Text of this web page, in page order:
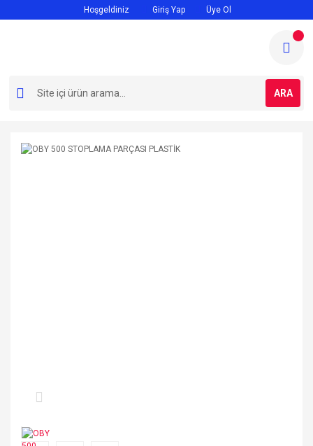
Hoşgeldiniz Giriş Yap Üye Ol
ARA